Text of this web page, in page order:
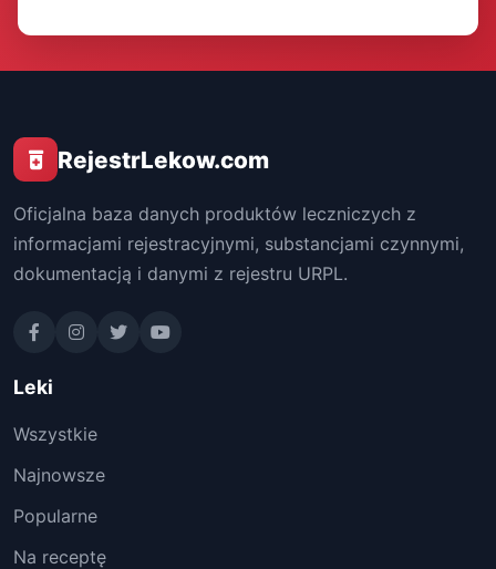
RejestrLekow.com
Oficjalna baza danych produktów leczniczych z
informacjami rejestracyjnymi, substancjami czynnymi,
dokumentacją i danymi z rejestru URPL.
Leki
Wszystkie
Najnowsze
Popularne
Na receptę